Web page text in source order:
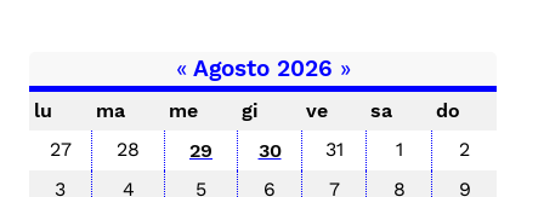
«Agosto 2026 »
lu ma me gi ve sa
do
27
28 29 30 31 1
2
3
4 5 6 7 8
9